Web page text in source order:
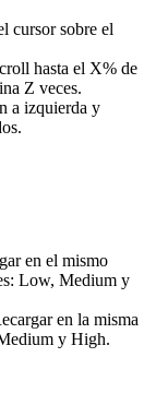
cursor sobre el
hasta el X% de
Z veces.
a izquierda y
en el mismo
Low, Medium y
en la misma
y High.